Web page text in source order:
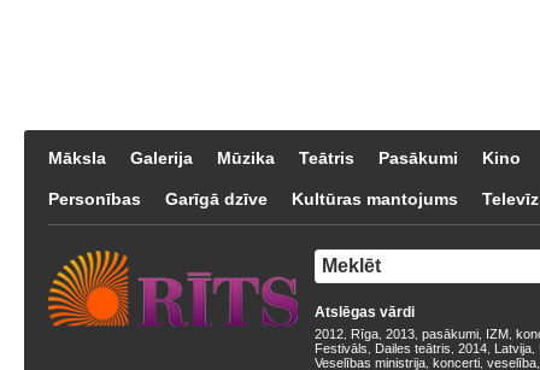
Māksla Galerija Mūzika Teātris Pasākumi Kino
Personības Garīgā dzīve Kultūras mantojums
Atslēgas vārdi
2012 Rīga 2013 pasākumi IZM
Festivāls
Dailes teātris 2014 Latvija
Veselības ministrija koncerti veselība